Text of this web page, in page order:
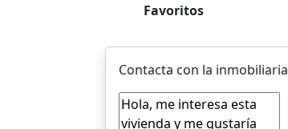
Favoritos
Contacta con la inmobiliaria